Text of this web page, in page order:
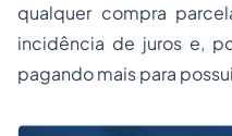
qualquer compra
incidência de juros e,
pagando mais para